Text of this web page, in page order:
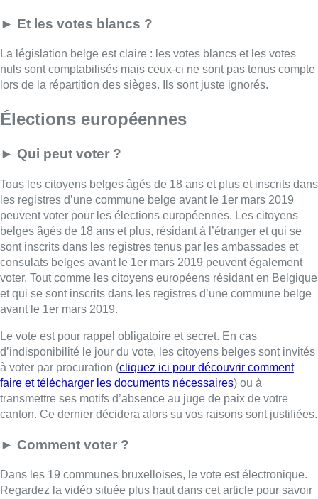
► Et les votes blancs ?
La législation belge est claire : les votes blancs et les votes
nuls sont comptabilisés mais ceux-ci ne sont pas tenus compte
lors de la répartition des sièges. Ils sont juste ignorés.
Élections européennes
► Qui peut voter ?
Tous les citoyens belges âgés de 18 ans et plus et inscrits dans
les registres d’une commune belge avant le 1er mars 2019
peuvent voter pour les élections européennes. Les citoyens
belges âgés de 18 ans et plus, résidant à l’étranger et qui se
sont inscrits dans les registres tenus par les ambassades et
consulats belges avant le 1er mars 2019 peuvent également
voter. Tout comme les citoyens européens résidant en Belgique
et qui se sont inscrits dans les registres d’une commune belge
avant le 1er mars 2019.
Le vote est pour rappel obligatoire et secret. En cas
d’indisponibilité le jour du vote, les citoyens belges sont invités
à voter par procuration (cliquez ici pour découvrir comment
faire et télécharger les documents nécessaires) ou à
transmettre ses motifs d’absence au juge de paix de votre
canton. Ce dernier décidera alors su vos raisons sont justifiées.
► Comment voter ?
Dans les 19 communes bruxelloises, le vote est électronique.
Regardez la vidéo située plus haut dans cet article pour savoir